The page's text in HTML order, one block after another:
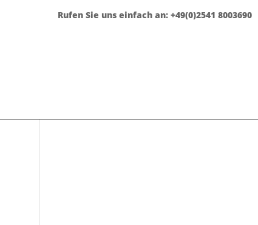
Rufen Sie uns einfach an: +49(0)2541 8003690